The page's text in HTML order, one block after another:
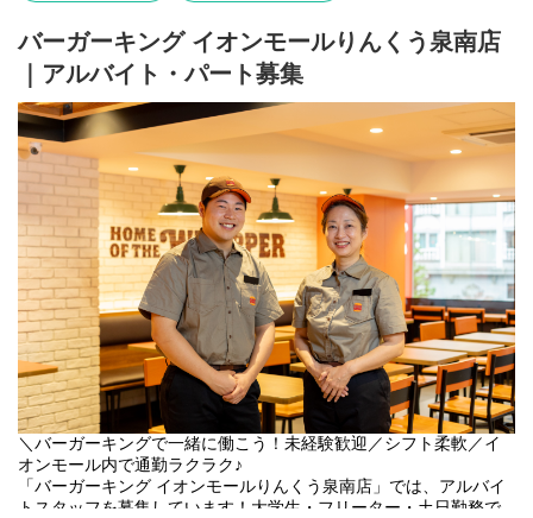
◇ バーガーキングの店舗運営に幅広く携われる
◇ 接客・調理だけでなく、スタッフ育成やマネジメントにも挑戦
できる
◇ 年間休日122日・月9～12日休みでプライベートも充実
◇ 社会福祉法人運営ならではの安定した経営基盤
◇ 飲食業界未経験・福祉業界未経験も歓迎
私たちが大切にしているのは、お客様に喜んでいただくこと、そ
して一緒に働く仲間の成長を支えること。飲食店で培った経験を
活かしたい方、店舗づくりに主体的に関わりたい方、人と関わる
ことが好きな方。
ぜひ私たちと一緒に、新しいバーガーキングのカタチをつくって
いきませんか？
【職員の1週間のシフト例】
下記はシフト例です。
シフトの中で有給休暇5日以上取得可能です★
◎職員A
月：12～21時
火：12～21時
水：10～19時
木：お休み
バーガーキング イオンモールりんくう泉南店
｜アルバイト・パート募集
＼バーガーキングで一緒に働こう！未経験歓迎／シフト柔軟／イ
オンモール内で通勤ラクラク♪
「バーガーキング イオンモールりんくう泉南店」では、アルバイ
トスタッフを募集しています！大学生・フリーター・土日勤務で